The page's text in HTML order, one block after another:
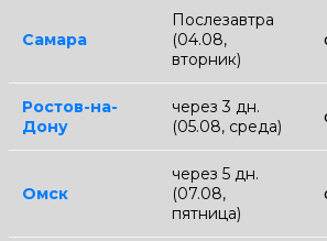
Самара
Послезавтра
(04.08,
вторник)
Ростов-на-
Дону
через 3 дн.
(05.08, среда)
Омск
через 5 дн.
(07.08,
пятница)